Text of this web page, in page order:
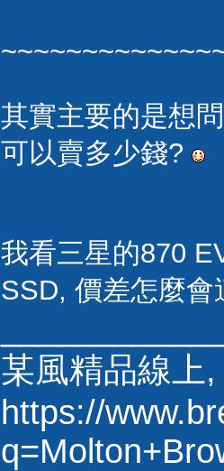
其實主要的是想
可以賣多少錢?
我看三星的870
SSD, 價差怎麼
某風精品線上
https://